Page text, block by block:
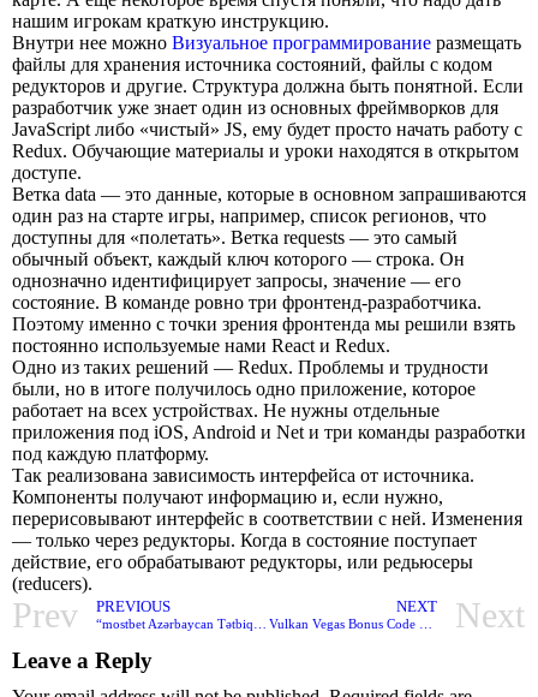
нашим игрокам краткую инструкцию.
Внутри нее можно Визуальное программирование размещать
файлы для хранения источника состояний, файлы с кодом
редукторов и другие. Структура должна быть понятной. Если
разработчик уже знает один из основных фреймворков для
JavaScript либо «чистый» JS, ему будет просто начать работу с
Redux. Обучающие материалы и уроки находятся в открытом
доступе.
Ветка data — это данные, которые в основном запрашиваются
один раз на старте игры, например, список регионов, что
доступны для «полетать». Ветка requests — это самый
обычный объект, каждый ключ которого — строка. Он
однозначно идентифицирует запросы, значение — его
состояние. В команде ровно три фронтенд-разработчика.
Поэтому именно с точки зрения фронтенда мы решили взять
постоянно используемые нами React и Redux.
Одно из таких решений — Redux. Проблемы и трудности
были, но в итоге получилось одно приложение, которое
работает на всех устройствах. Не нужны отдельные
приложения под iOS, Android и Net и три команды разработки
под каждую платформу.
Так реализована зависимость интерфейса от источника.
Компоненты получают информацию и, если нужно,
перерисовывают интерфейс в соответствии с ней. Изменения
— только через редукторы. Когда в состояние поступает
действие, его обрабатывают редукторы, или редьюсеры
(reducers).
Prev PREVIOUS NEXT Next
Leave a Reply